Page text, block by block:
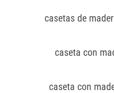
casetas de
caseta con
caseta con